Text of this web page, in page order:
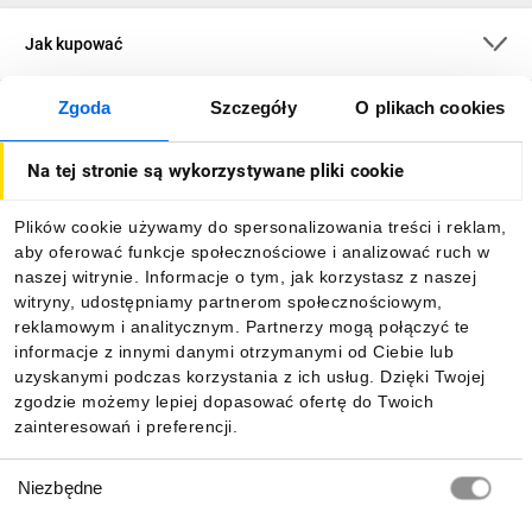
Zgoda Szczegóły O plikach cookies
Na tej stronie są wykorzystywane pliki cookie
Plików cookie używamy do spersonalizowania treści i reklam,
aby oferować funkcje społecznościowe i analizować ruch w
naszej witrynie. Informacje o tym, jak korzystasz z naszej
witryny, udostępniamy partnerom społecznościowym,
reklamowym i analitycznym. Partnerzy mogą połączyć te
informacje z innymi danymi otrzymanymi od Ciebie lub
uzyskanymi podczas korzystania z ich usług. Dzięki Twojej
zgodzie możemy lepiej dopasować ofertę do Twoich
zainteresowań i preferencji.
zgody
Niezbędne
Jak kupować
O firmie
Informacje
Pobierz naszą aplikację mobilną: